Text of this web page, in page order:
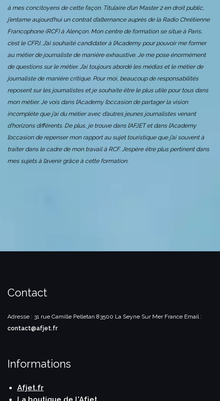
à mes concitoyens de cette façon. Titulaire d’un Master 2 en droit public,
j’entame aujourd’hui un contrat d’alternance auprès de la Radio Chrétienne
Francophone (RCF) à Alençon. Mon centre de formation se situe à Paris,
c’est le CFPJ. J’ai souhaité candidater à l’Academy pour pouvoir me former
au métier de journaliste de manière exhaustive. Je me pose énormément
de questions sur le métier. J’ai toujours abordé les médias et le métier de
journaliste de manière critique. Pour moi, beaucoup de responsabilités
reposent sur les journalistes et je souhaite être le plus utile pour tous dans
mon métier. Je vois dans l’Academy l’occasion de partager la vision
incomplète que j’ai du métier avec d’autres jeunes journalistes venant
d’horizons différents. De plus, je trouve dans l’AFJET et dans l’Academy
l’occasion de repenser mon rapport au sujet touristique que j’ai souvent à
traiter dans le cadre de mon travail à RCF. J’espère être plus pertinent dans
mes sujets à l’avenir grâce à cette formation.
Contact
Adresse : 31 rue Camille Pelletan 83500 La Seyne Sur MerFrance Email :
contact@afjet.fr
Informations
Afjet.fr